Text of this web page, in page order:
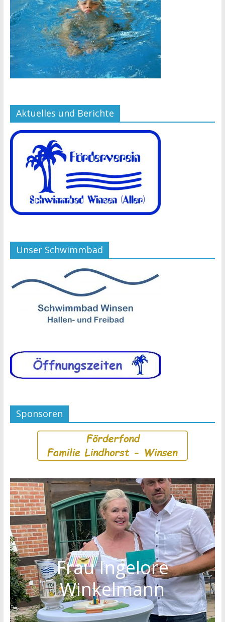
Aktuelles und Berichte
Unser Schwimmbad
Sponsoren
Frau Ingelore
Winkelmann